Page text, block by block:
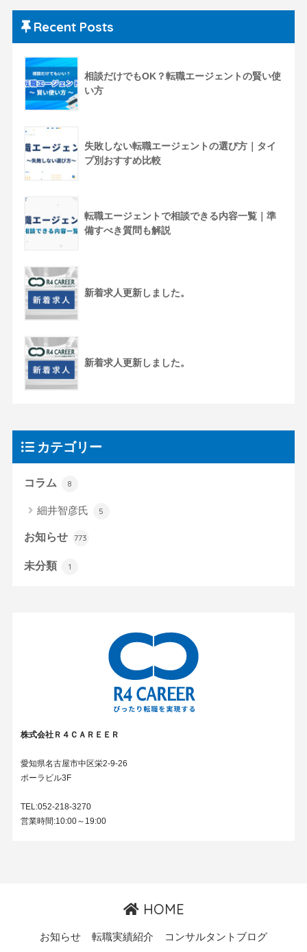
Recent Posts
相談だけでもOK？転職エージェントの賢い使
い方
失敗しない転職エージェントの選び方｜タイ
プ別おすすめ比較
転職エージェントで相談できる内容一覧｜準
備すべき質問も解説
新着求人更新しました。
新着求人更新しました。
カテゴリー
コラム 8
細井智彦氏 5
お知らせ 773
未分類 1
株式会社Ｒ４ＣＡＲＥＥＲ
愛知県名古屋市中区栄2-9-26
ポーラビル3F
TEL:052-218-3270
営業時間:10:00～19:00
HOME
お知らせ 転職実績紹介 コンサルタントブログ